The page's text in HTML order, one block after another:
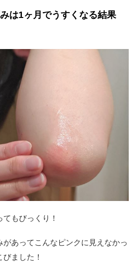
みは1ヶ月でうすくなる結果
もびっくり！
があってこんなピンクに見えなかっ
ました！